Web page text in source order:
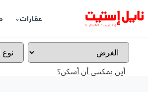
عقارات
أين يمكننى أن أسكن؟